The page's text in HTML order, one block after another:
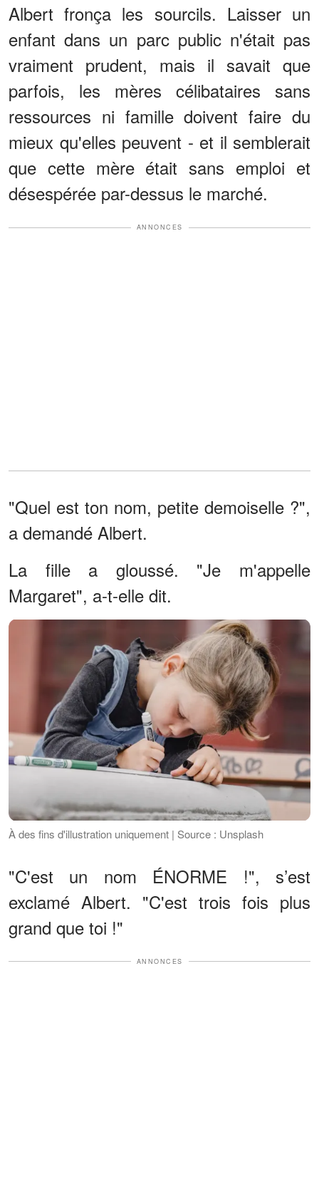
Albert fronça les sourcils. Laisser un
enfant dans un parc public n'était pas
vraiment prudent, mais il savait que
parfois, les mères célibataires sans
ressources ni famille doivent faire du
mieux qu'elles peuvent - et il semblerait
que cette mère était sans emploi et
désespérée par-dessus le marché.
ANNONCES
"Quel est ton nom, petite demoiselle ?",
a demandé Albert.
La fille a gloussé. "Je m'appelle
Margaret", a-t-elle dit.
À des fins d'illustration uniquement | Source : Unsplash
"C'est un nom ÉNORME !", s’est
exclamé Albert. "C'est trois fois plus
grand que toi !"
ANNONCES